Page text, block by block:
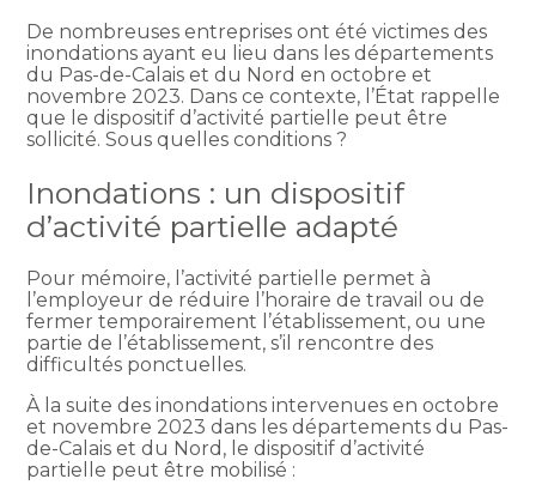
De nombreuses entreprises ont été victimes des
inondations ayant eu lieu dans les départements
du Pas-de-Calais et du Nord en octobre et
novembre 2023. Dans ce contexte, l’État rappelle
que le dispositif d’activité partielle peut être
sollicité. Sous quelles conditions ?
Inondations : un dispositif
d’activité partielle adapté
Pour mémoire, l’activité partielle permet à
l’employeur de réduire l’horaire de travail ou de
fermer temporairement l’établissement, ou une
partie de l’établissement, s’il rencontre des
difficultés ponctuelles.
À la suite des inondations intervenues en octobre
et novembre 2023 dans les départements du Pas-
de-Calais et du Nord, le dispositif d’activité
partielle peut être mobilisé :